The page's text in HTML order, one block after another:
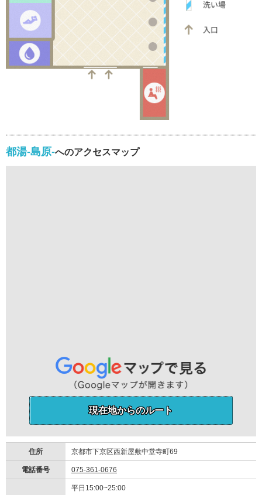
都湯-島原-へのアクセスマップ
現在地からのルート
住所 京都市下京区西新屋敷中堂寺町69
電話番号 075-361-0676
平日15:00~25:00